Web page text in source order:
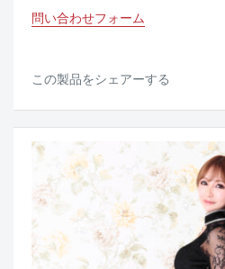
問い合わせフォーム
この製品をシェアーする